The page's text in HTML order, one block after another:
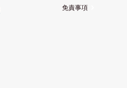
免責事項